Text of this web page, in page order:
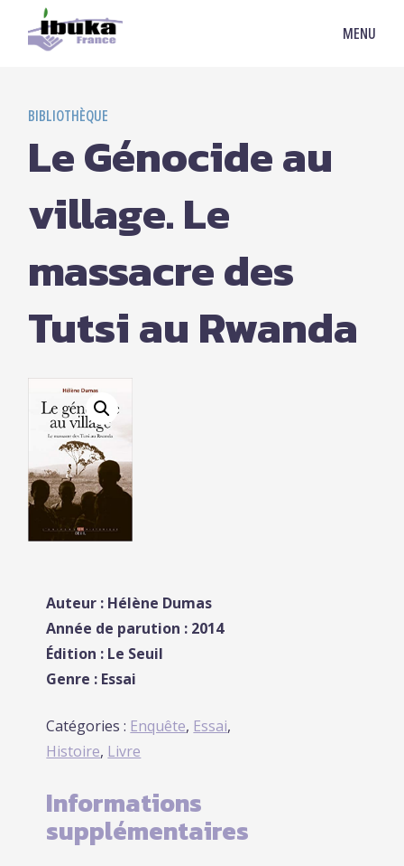
MENU
BIBLIOTHÈQUE
Le Génocide au
village. Le
massacre des
Tutsi au Rwanda
Auteur : Hélène Dumas
Année de parution : 2014
Édition : Le Seuil
Genre : Essai
Catégories : Enquête, Essai,
Histoire, Livre
Informations
supplémentaires